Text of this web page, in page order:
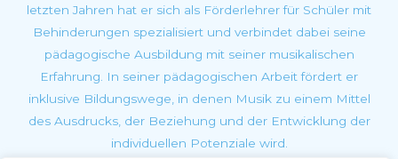
letzten Jahren hat er sich als Förderlehrer für Schüler mit
Behinderungen spezialisiert und verbindet dabei seine
pädagogische Ausbildung mit seiner musikalischen
Erfahrung. In seiner pädagogischen Arbeit fördert er
inklusive Bildungswege, in denen Musik zu einem Mittel
des Ausdrucks, der Beziehung und der Entwicklung der
individuellen Potenziale wird.